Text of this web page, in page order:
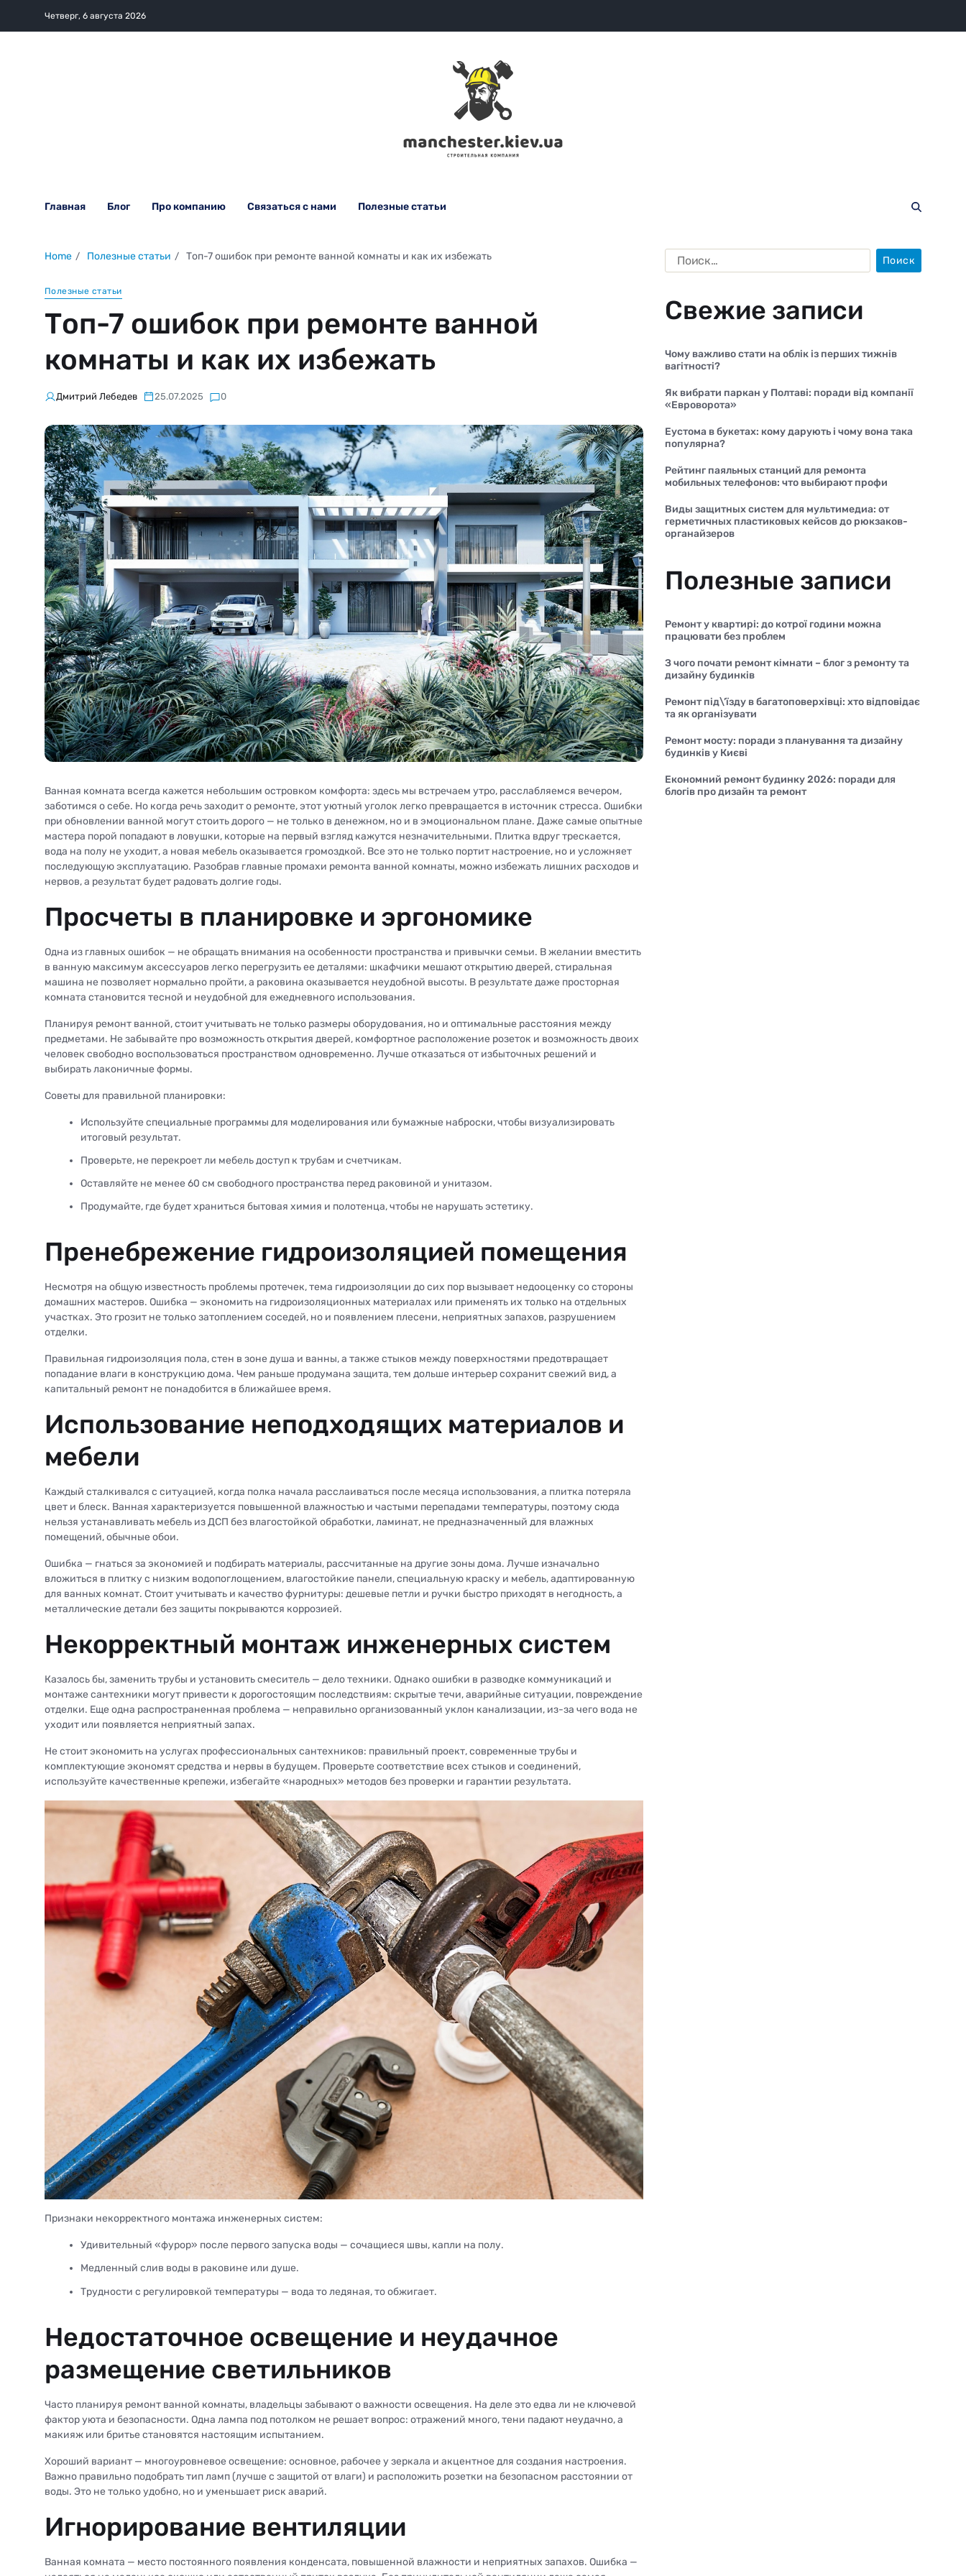
Четверг, 6 августа 2026
Главная Блог Про компанию Связаться с нами Полезные статьи
Home Полезные статьи Топ-7 ошибок при ремонте ванной комнаты и как их избежать
Полезные статьи
Топ-7 ошибок при ремонте ванной
комнаты и как их избежать
Дмитрий Лебедев 25.07.2025 0
Ванная комната всегда кажется небольшим островком комфорта: здесь мы встречаем утро, расслабляемся вечером,
заботимся о себе. Но когда речь заходит о ремонте, этот уютный уголок легко превращается в источник стресса. Ошибки
при обновлении ванной могут стоить дорого — не только в денежном, но и в эмоциональном плане. Даже самые опытные
мастера порой попадают в ловушки, которые на первый взгляд кажутся незначительными. Плитка вдруг трескается,
вода на полу не уходит, а новая мебель оказывается громоздкой. Все это не только портит настроение, но и усложняет
последующую эксплуатацию. Разобрав главные промахи ремонта ванной комнаты, можно избежать лишних расходов и
нервов, а результат будет радовать долгие годы.
Просчеты в планировке и эргономике
Одна из главных ошибок — не обращать внимания на особенности пространства и привычки семьи. В желании вместить
в ванную максимум аксессуаров легко перегрузить ее деталями: шкафчики мешают открытию дверей, стиральная
машина не позволяет нормально пройти, а раковина оказывается неудобной высоты. В результате даже просторная
комната становится тесной и неудобной для ежедневного использования.
Планируя ремонт ванной, стоит учитывать не только размеры оборудования, но и оптимальные расстояния между
предметами. Не забывайте про возможность открытия дверей, комфортное расположение розеток и возможность двоих
человек свободно воспользоваться пространством одновременно. Лучше отказаться от избыточных решений и
выбирать лаконичные формы.
Советы для правильной планировки:
Используйте специальные программы для моделирования или бумажные наброски, чтобы визуализировать
итоговый результат.
Проверьте, не перекроет ли мебель доступ к трубам и счетчикам.
Оставляйте не менее 60 см свободного пространства перед раковиной и унитазом.
Продумайте, где будет храниться бытовая химия и полотенца, чтобы не нарушать эстетику.
Пренебрежение гидроизоляцией помещения
Несмотря на общую известность проблемы протечек, тема гидроизоляции до сих пор вызывает недооценку со стороны
домашних мастеров. Ошибка — экономить на гидроизоляционных материалах или применять их только на отдельных
участках. Это грозит не только затоплением соседей, но и появлением плесени, неприятных запахов, разрушением
отделки.
Правильная гидроизоляция пола, стен в зоне душа и ванны, а также стыков между поверхностями предотвращает
попадание влаги в конструкцию дома. Чем раньше продумана защита, тем дольше интерьер сохранит свежий вид, а
капитальный ремонт не понадобится в ближайшее время.
Использование неподходящих материалов и
мебели
Каждый сталкивался с ситуацией, когда полка начала расслаиваться после месяца использования, а плитка потеряла
цвет и блеск. Ванная характеризуется повышенной влажностью и частыми перепадами температуры, поэтому сюда
нельзя устанавливать мебель из ДСП без влагостойкой обработки, ламинат, не предназначенный для влажных
помещений, обычные обои.
Ошибка — гнаться за экономией и подбирать материалы, рассчитанные на другие зоны дома. Лучше изначально
вложиться в плитку с низким водопоглощением, влагостойкие панели, специальную краску и мебель, адаптированную
для ванных комнат. Стоит учитывать и качество фурнитуры: дешевые петли и ручки быстро приходят в негодность, а
металлические детали без защиты покрываются коррозией.
Некорректный монтаж инженерных систем
Казалось бы, заменить трубы и установить смеситель — дело техники. Однако ошибки в разводке коммуникаций и
монтаже сантехники могут привести к дорогостоящим последствиям: скрытые течи, аварийные ситуации, повреждение
отделки. Еще одна распространенная проблема — неправильно организованный уклон канализации, из-за чего вода не
уходит или появляется неприятный запах.
Не стоит экономить на услугах профессиональных сантехников: правильный проект, современные трубы и
комплектующие экономят средства и нервы в будущем. Проверьте соответствие всех стыков и соединений,
используйте качественные крепежи, избегайте «народных» методов без проверки и гарантии результата.
Признаки некорректного монтажа инженерных систем:
Удивительный «фурор» после первого запуска воды — сочащиеся швы, капли на полу.
Медленный слив воды в раковине или душе.
Трудности с регулировкой температуры — вода то ледяная, то обжигает.
Недостаточное освещение и неудачное
размещение светильников
Часто планируя ремонт ванной комнаты, владельцы забывают о важности освещения. На деле это едва ли не ключевой
фактор уюта и безопасности. Одна лампа под потолком не решает вопрос: отражений много, тени падают неудачно, а
макияж или бритье становятся настоящим испытанием.
Хороший вариант — многоуровневое освещение: основное, рабочее у зеркала и акцентное для создания настроения.
Важно правильно подобрать тип ламп (лучше с защитой от влаги) и расположить розетки на безопасном расстоянии от
воды. Это не только удобно, но и уменьшает риск аварий.
Игнорирование вентиляции
Ванная комната — место постоянного появления конденсата, повышенной влажности и неприятных запахов. Ошибка —
Свежие записи
Чому важливо стати на облік із перших тижнів
вагітності?
Як вибрати паркан у Полтаві: поради від компанії
«Евроворота»
Еустома в букетах: кому дарують і чому вона така
популярна?
Рейтинг паяльных станций для ремонта
мобильных телефонов: что выбирают профи
Виды защитных систем для мультимедиа: от
герметичных пластиковых кейсов до рюкзаков-
органайзеров
Полезные записи
Ремонт у квартирі: до котрої години можна
працювати без проблем
З чого почати ремонт кімнати – блог з ремонту та
дизайну будинків
Ремонт під\’їзду в багатоповерхівці: хто відповідає
та як організувати
Ремонт мосту: поради з планування та дизайну
будинків у Києві
Економний ремонт будинку 2026: поради для
блогів про дизайн та ремонт